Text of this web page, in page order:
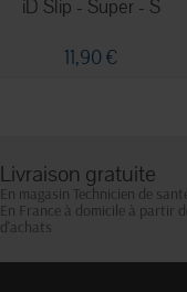
iD Slip - Super - S
11,90 €
Livraison gratuite
En magasin Technicien de
En France à domicile à partir
d'achats